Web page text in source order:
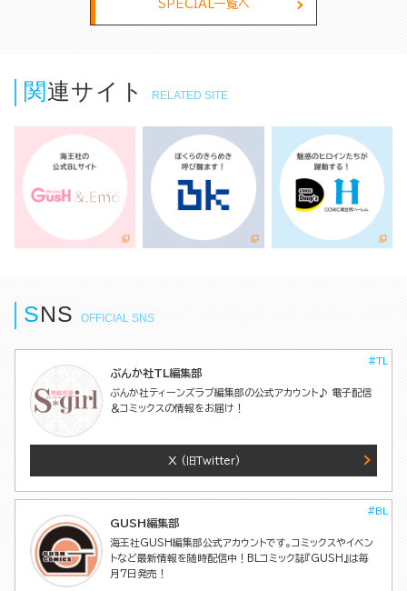
SPECIAL一覧へ
関連サイト RELATED SITE
SNS OFFICIAL SNS
ぶんか社TL編集部
#TL
ぶんか社ティーンズラブ編集部の公式アカウント♪ 電子配信
＆コミックスの情報をお届け！
X (旧Twitter)
GUSH編集部
#BL
海王社GUSH編集部公式アカウントです。コミックスやイベン
トなど最新情報を随時配信中！BLコミック誌『GUSH』は毎
月7日発売！